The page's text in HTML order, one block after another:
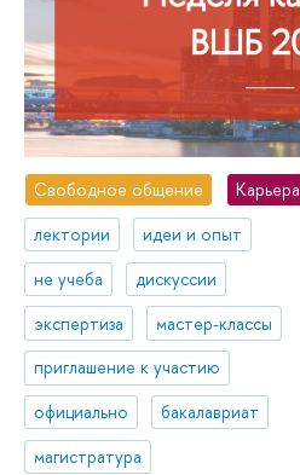
Свободное общение
Карьера
лектории
идеи и опыт
не учеба
дискуссии
экспертиза
мастер-классы
приглашение к участию
официально
бакалавриат
магистратура